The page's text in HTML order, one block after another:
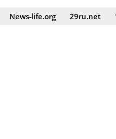
News‑life.org 29ru.net